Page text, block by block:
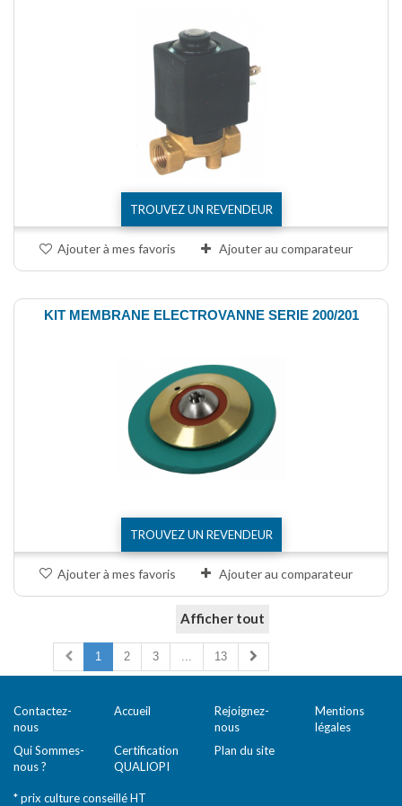
TROUVEZ UN REVENDEUR
Ajouter à mes favoris Ajouter au comparateur
KIT MEMBRANE ELECTROVANNE SERIE 200/201
TROUVEZ UN REVENDEUR
Ajouter à mes favoris Ajouter au comparateur
Afficher tout
1 2 3 13
Contactez-
nous
Accueil
Rejoignez-
nous
Mentions
légales
Qui Sommes-
nous ?
Certification
QUALIOPI
Plan du site
* prix culture conseillé HT